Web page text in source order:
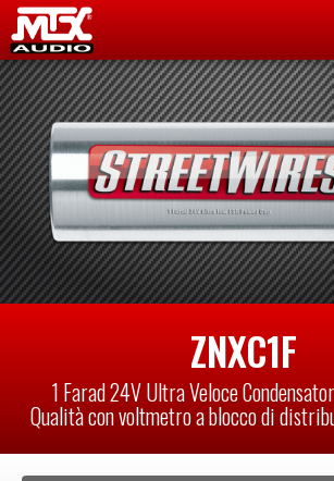
ZNXC1F
1 Farad 24V Ultra Veloce
Qualità con voltmetro a blocco di